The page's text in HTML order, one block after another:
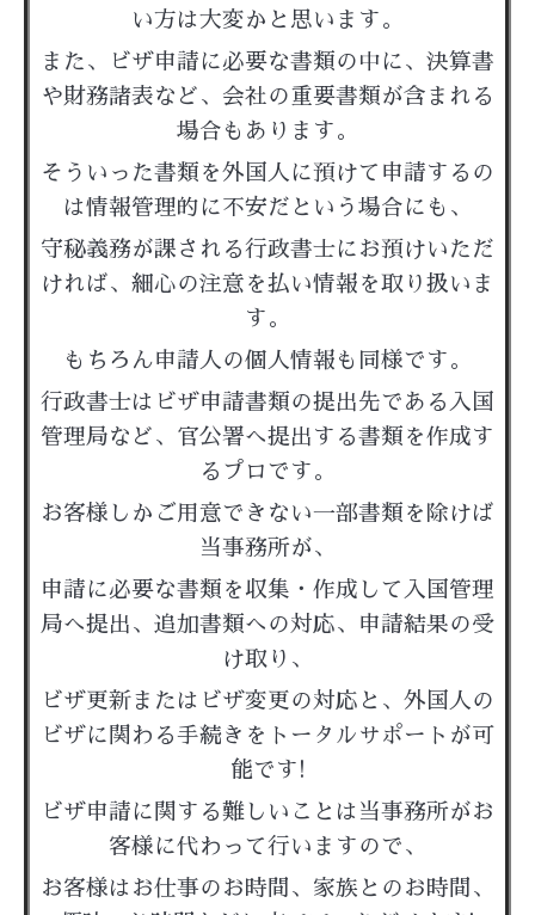
い方は大変かと思います。
また、ビザ申請に必要な書類の中に、決算書
や財務諸表など、会社の重要書類が含まれる
場合もあります。
そういった書類を外国人に預けて申請するの
は情報管理的に不安だという場合にも、
守秘義務が課される行政書士にお預けいただ
ければ、細心の注意を払い情報を取り扱いま
す。
もちろん申請人の個人情報も同様です。
行政書士はビザ申請書類の提出先である入国
管理局など、官公署へ提出する書類を作成す
るプロです。
お客様しかご用意できない一部書類を除けば
当事務所が、
申請に必要な書類を収集・作成して入国管理
局へ提出、追加書類への対応、申請結果の受
け取り、
ビザ更新またはビザ変更の対応と、外国人の
ビザに関わる手続きをトータルサポートが可
能です!
ビザ申請に関する難しいことは当事務所がお
客様に代わって行いますので、
お客様はお仕事のお時間、家族とのお時間、